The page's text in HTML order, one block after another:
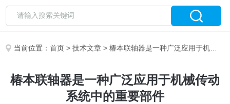
当前位置：首页 >技术文章 > 椿本联轴器是一种广泛应用于机械传动系统中的重要部件
椿本联轴器是一种广泛应用于机械传动
系统中的重要部件